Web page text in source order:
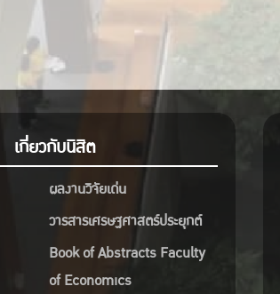
เกี่ยวกับนิสิต
ผลงานวิจัยเด่น
วารสารเศรษฐศาสตร์ประยุกต์
Book of Abstracts Faculty
of Economics